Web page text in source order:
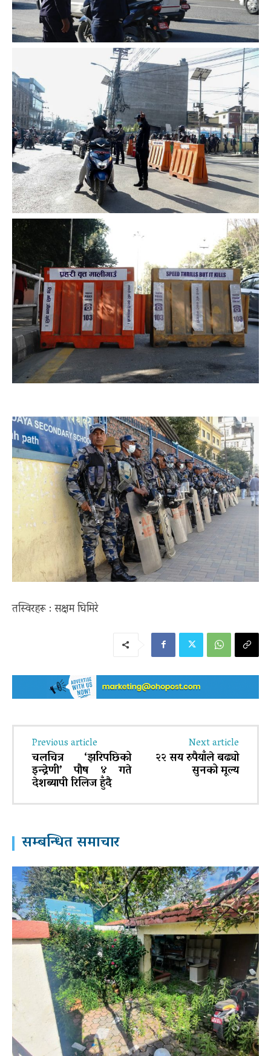
तस्विरहरू : सक्षम घिमिरे
Previous article
चलचित्र ‘झरिपछिको
इन्द्रेणी’ पौष ४ गते
देशब्यापी रिलिज हुँदै
Next article
२२ सय रुपैयाँले बढ्यो
सुनको मूल्य
सम्बन्धित समाचार